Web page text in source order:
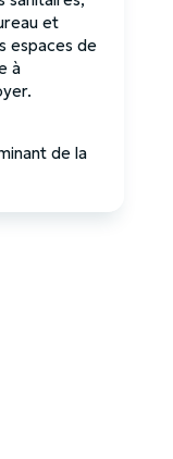
et
espaces de
à
de la